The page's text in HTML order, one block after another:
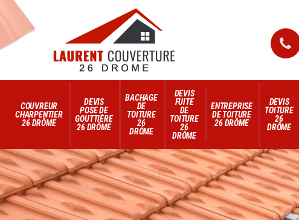
COUVREUR
CHARPENTIER
26 DRÔME
DEVIS
POSE DE
GOUTTIÈRE
26 DRÔME
BACHAGE
DE
TOITURE
26
DRÔME
DEVIS
FUITE
DE
TOITURE
26
DRÔME
ENTREPRISE
DE TOITURE
26 DRÔME
DEVIS
TOITURE
26
DRÔME